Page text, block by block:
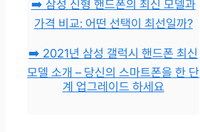
➡️ 삼성 신형 핸드폰의 최신 모델과
가격 비교: 어떤 선택이 최선일까?
➡️ 2021년 삼성 갤럭시 핸드폰 최신
모델 소개 – 당신의 스마트폰을 한 단
계 업그레이드 하세요